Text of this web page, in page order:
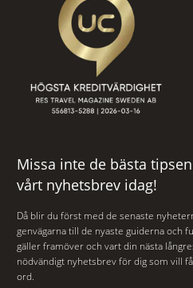
Missa inte de bästa
vårt nyhetsbrev idag!
Då blir du först med de senaste
genvägarna till de nyaste guiderna och
gäller framöver och vart din nästa
nödvändigt nyhetsbrev för dig som vill
ord.